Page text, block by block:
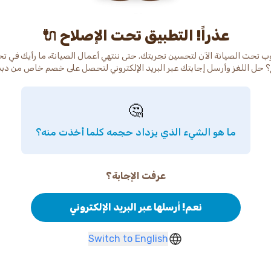
عذراً! التطبيق تحت الإصلاح 🔌
تحت الصيانة الآن لتحسين تجربتك. حتى ننتهي أعمال الصيانة، ما رأيك في
حل اللغز وأرسل إجابتك عبر البريد الإلكتروني لتحصل على خصم خاص من
🤔
ما هو الشيء الذي يزداد حجمه كلما أخذت منه؟
عرفت الإجابة؟
نعم! أرسلها عبر البريد الإلكتروني
Switch to English